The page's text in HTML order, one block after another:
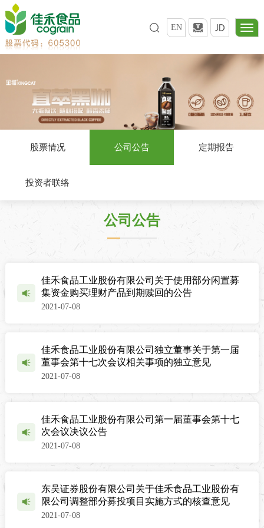
EN
股票情况 公司公告 定期报告
投资者联络
公司公告
佳禾食品工业股份有限公司关于使用部分闲置募
集资金购买理财产品到期赎回的公告
2021-07-08
佳禾食品工业股份有限公司独立董事关于第一届
董事会第十七次会议相关事项的独立意见
2021-07-08
佳禾食品工业股份有限公司第一届董事会第十七
次会议决议公告
2021-07-08
东吴证券股份有限公司关于佳禾食品工业股份有
限公司调整部分募投项目实施方式的核查意见
2021-07-08